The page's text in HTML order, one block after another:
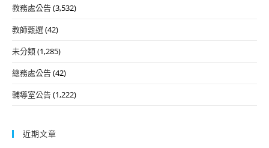
教務處公告(3,532)
教師甄選(42)
未分類(1,285)
總務處公告(42)
輔導室公告(1,222)
近期文章